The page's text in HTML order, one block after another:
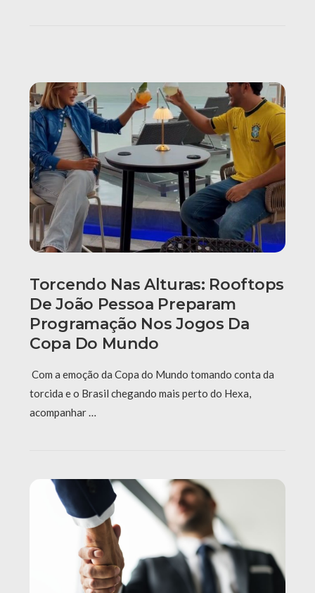
Torcendo Nas Alturas: Rooftops
De João Pessoa Preparam
Programação Nos Jogos Da
Copa Do Mundo
Com a emoção da Copa do Mundo tomando conta da
torcida e o Brasil chegando mais perto do Hexa,
acompanhar …